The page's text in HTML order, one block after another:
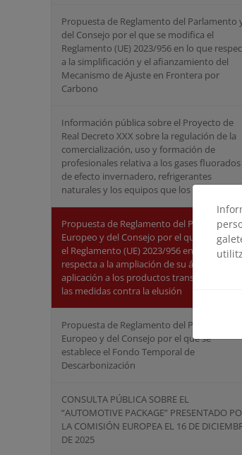
Propuesta de Reglamento del Parlamento
del Consejo por el que se modifica el
Reglamento (UE) 2023/956 en lo que
a la simplificación y el afianzamiento del
Mecanismo de Ajuste en Frontera por
Carbono
Información pública sobre el Proyecto de
Real Decreto XXX sobre la regulación de la
comercialización, uso y formación de
profesionales relativa a los gases fluorados
de efecto invernadero, refrigerantes
naturales y los equipos que los contienen.
Propuesta de Reglamento del Parlamento
Europeo y del Consejo por el que se
el Reglamento (UE) 2023/956 en lo que
respecta a la ampliación de su ámbito de
aplicación a los productos transformados y a
las medidas contra la elusión
Propuesta de Reglamento del Parlamento
Europeo y del Consejo por el que se
establece el Fondo Temporal de
Descarbonización
CONSULTA PÚBLICA SOBRE EL
“AUTOMOTIVE PACKAGE” PRESENTADO
LA COMISIÓN EUROPEA EL 16 DE
DE 2025